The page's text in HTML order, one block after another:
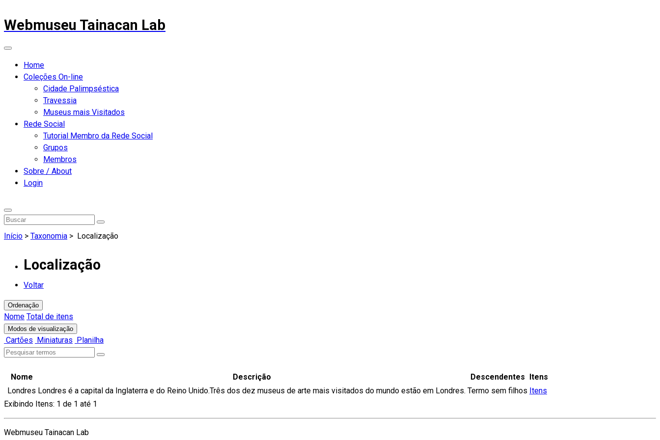
Webmuseu Tainacan Lab
Home
Coleções On-line
Cidade Palimpséstica
Travessia
Museus mais Visitados
Rede Social
Tutorial Membro da Rede Social
Grupos
Membros
Sobre / About
Login
Início > Taxonomia > Localização
Localização
Voltar
Ordenação
Nome Total de itens
Modos de visualização
Cartões Miniaturas Planilha
Nome Descrição Descendentes
Itens
Londres Londres é a capital da Inglaterra e do Reino Unido.Três dos dez museus de arte mais visitados do mundo estão em Londres. Termo sem filhos Itens
Exibindo Itens: 1 de 1 até 1
Webmuseu Tainacan Lab